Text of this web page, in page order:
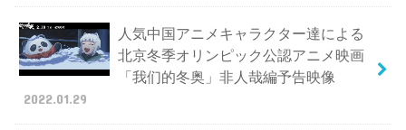
人気中国アニメキャラクター達による
北京冬季オリンピック公認アニメ映画
「我们的冬奥」非人哉編予告映像
2022.01.29